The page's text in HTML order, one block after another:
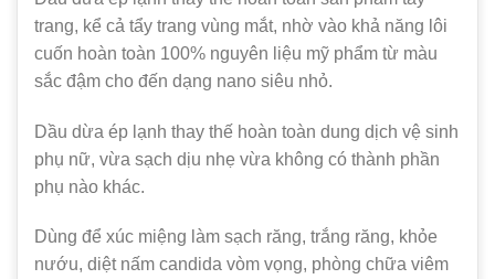
trang, kể cả tẩy trang vùng mắt, nhờ vào khả năng lôi
cuốn hoàn toàn 100% nguyên liệu mỹ phẩm từ màu
sắc đậm cho đến dạng nano siêu nhỏ.
Dầu dừa ép lạnh thay thế hoàn toàn dung dịch vệ sinh
phụ nữ, vừa sạch dịu nhẹ vừa không có thành phần
phụ nào khác.
Dùng để xúc miệng làm sạch răng, trắng răng, khỏe
nướu, diệt nấm candida vòm vọng, phòng chữa viêm